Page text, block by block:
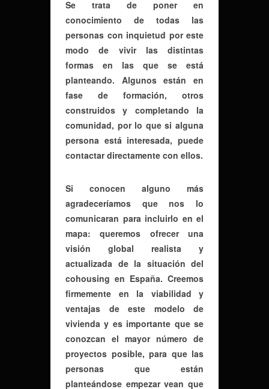
Se trata de poner en
conocimiento de todas las
personas con inquietud por este
modo de vivir las distintas
formas en las que se está
planteando. Algunos están en
fase de formación, otros
construidos y completando la
comunidad, por lo que si alguna
persona está interesada, puede
contactar directamente con ellos.
Si conocen alguno más
agradeceríamos que nos lo
comunicaran para incluirlo en el
mapa: queremos ofrecer una
visión global realista y
actualizada de la situación del
cohousing en España. Creemos
firmemente en la viabilidad y
ventajas de este modelo de
vivienda y es importante que se
conozcan el mayor número de
proyectos posible, para que las
personas que están
planteándose empezar vean que